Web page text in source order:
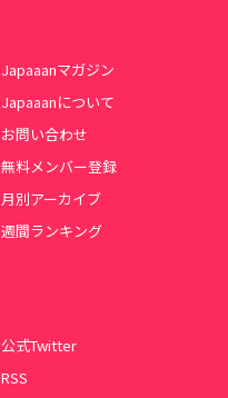
Japaaanマガジン
Japaaanについて
お問い合わせ
無料メンバー登録
月別アーカイブ
週間ランキング
公式Twitter
RSS